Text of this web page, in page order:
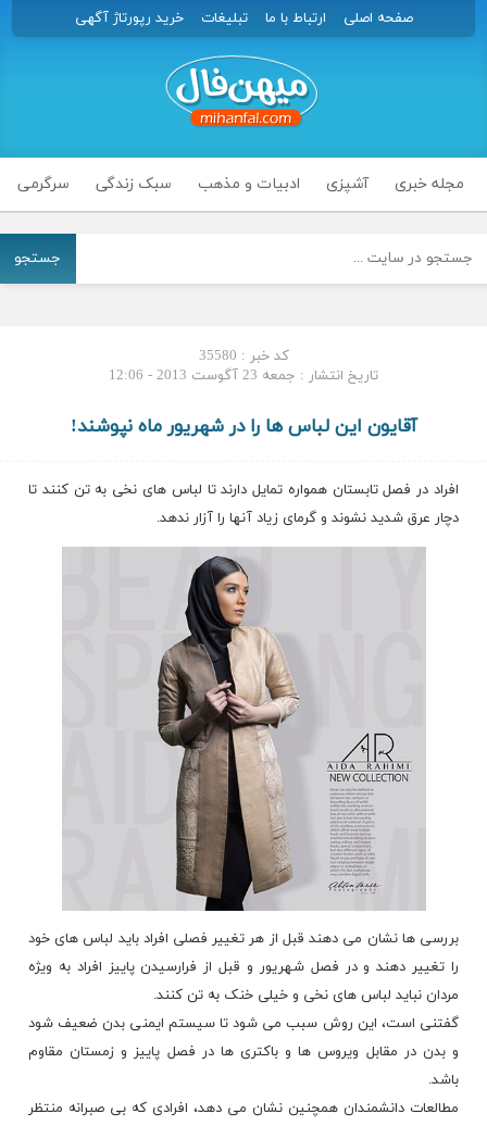
صفحه اصلی ارتباط با ما تبلیغات خرید رپورتاژ آگهی
مجله خبری آشپزی ادبیات و مذهب سبک زندگی سرگرمی
جستجو
کد خبر : 35580
تاریخ انتشار : جمعه 23 آگوست 2013 - 12:06
آقایون این لباس ها را در شهریور ماه نپوشند!
افراد در فصل تابستان همواره تمایل دارند تا لباس های نخی به تن کنند تا
دچار عرق شدید نشوند و گرمای زیاد آنها را آزار ندهد.
بررسی ها نشان می دهند قبل از هر تغییر فصلی افراد باید لباس های خود
را تغییر دهند و در فصل شهریور و قبل از فرارسیدن پاییز افراد به ویژه
مردان نباید لباس های نخی و خیلی خنک به تن کنند.
گفتنی است، این روش سبب می شود تا سیستم ایمنی بدن ضعیف شود
و بدن در مقابل ویروس ها و باکتری ها در فصل پاییز و زمستان مقاوم
باشد.
مطالعات دانشمندان همچنین نشان می دهد، افرادی که بی صبرانه منتظر